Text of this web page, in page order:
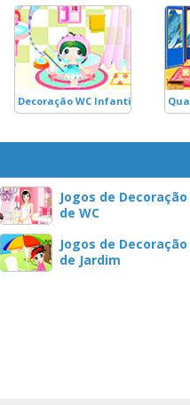
Decoração WC Infantil
Jogos de Decoração
de WC
Jogos de Decoração
de Jardim